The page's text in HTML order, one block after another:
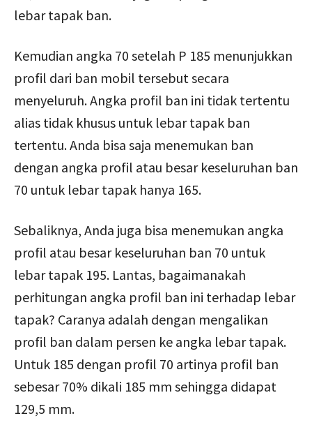
lebar tapak ban.
Kemudian angka 70 setelah P 185 menunjukkan
profil dari ban mobil tersebut secara
menyeluruh. Angka profil ban ini tidak tertentu
alias tidak khusus untuk lebar tapak ban
tertentu. Anda bisa saja menemukan ban
dengan angka profil atau besar keseluruhan ban
70 untuk lebar tapak hanya 165.
Sebaliknya, Anda juga bisa menemukan angka
profil atau besar keseluruhan ban 70 untuk
lebar tapak 195. Lantas, bagaimanakah
perhitungan angka profil ban ini terhadap lebar
tapak? Caranya adalah dengan mengalikan
profil ban dalam persen ke angka lebar tapak.
Untuk 185 dengan profil 70 artinya profil ban
sebesar 70% dikali 185 mm sehingga didapat
129,5 mm.